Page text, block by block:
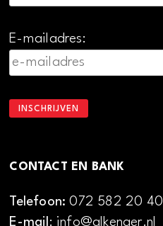
E-mailadres:
CONTACT EN BANK
Telefoon:072 582 20 40
E-mail: info@alkenaer.nl